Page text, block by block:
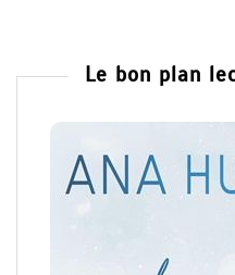
Le bon plan